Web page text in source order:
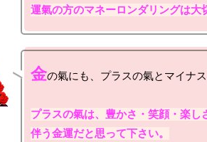
運氣の方のマネーロンダリングは
金の氣にも、プラスの氣とマイナ
プラスの氣は、豊かさ・笑顔・楽し
伴う金運だと思って下さい。